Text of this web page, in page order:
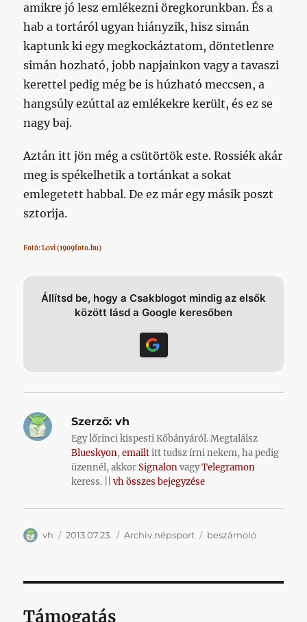
amikre jó lesz emlékezni öregkorunkban. És a
hab a tortáról ugyan hiányzik, hisz simán
kaptunk ki egy megkockáztatom, döntetlenre
simán hozható, jobb napjainkon vagy a tavaszi
kerettel pedig még be is húzható meccsen, a
hangsúly ezúttal az emlékekre került, és ez se
nagy baj.
Aztán itt jön még a csütörtök este. Rossiék akár
meg is spékelhetik a tortánkat a sokat
emlegetett habbal. De ez már egy másik poszt
sztorija.
Fotó: Lovi (1909foto.hu)
Állítsd be, hogy a Csakblogot mindig az elsők
között lásd a Google keresőben
Szerző: vh
Egy lőrinci kispesti Kőbányáról. Megtalálsz
Blueskyon,emailtitt tudsz írni nekem, ha pedig
üzennél, akkorSignalonvagyTelegramon
keress. ||vh összes bejegyzése
Szerző
vh Közzétéve
2013.07.23. Kategória
Archiv.népsport Címke
beszámoló
Támogatás